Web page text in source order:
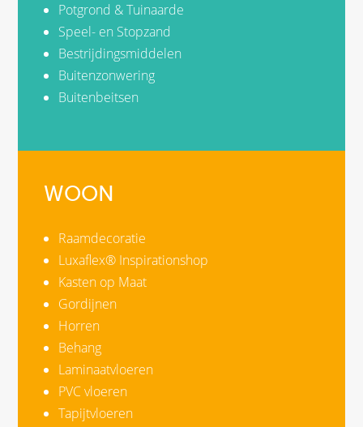
Potgrond & Tuinaarde
Speel- en Stopzand
Bestrijdingsmiddelen
Buitenzonwering
Buitenbeitsen
WOON
Raamdecoratie
Luxaflex® Inspirationshop
Kasten op Maat
Gordijnen
Horren
Behang
Laminaatvloeren
PVC vloeren
Tapijtvloeren